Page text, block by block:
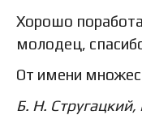
Хорошо
молодец,
От имени
Б. Н.